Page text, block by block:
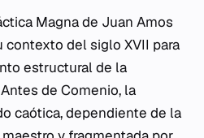
Magnade Juan Amos
del siglo XVII para
estructural de la
de Comenio, la
caótica, dependiente de la